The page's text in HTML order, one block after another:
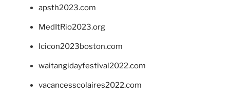
apsth2023.com
MedItRio2023.org
lcicon2023boston.com
waitangidayfestival2022.com
vacancesscolaires2022.com